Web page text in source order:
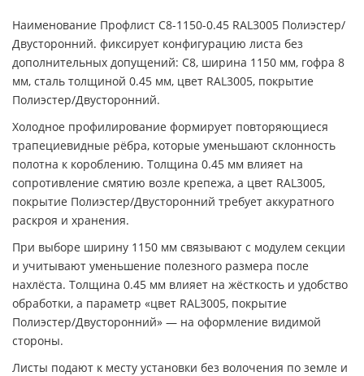
Наименование Профлист С8-1150-0.45 RAL3005 Полиэстер/
Двусторонний. фиксирует конфигурацию листа без
дополнительных допущений: С8, ширина 1150 мм, гофра 8
мм, сталь толщиной 0.45 мм, цвет RAL3005, покрытие
Полиэстер/Двусторонний.
Холодное профилирование формирует повторяющиеся
трапециевидные рёбра, которые уменьшают склонность
полотна к короблению. Толщина 0.45 мм влияет на
сопротивление смятию возле крепежа, а цвет RAL3005,
покрытие Полиэстер/Двусторонний требует аккуратного
раскроя и хранения.
При выборе ширину 1150 мм связывают с модулем секции
и учитывают уменьшение полезного размера после
нахлёста. Толщина 0.45 мм влияет на жёсткость и удобство
обработки, а параметр «цвет RAL3005, покрытие
Полиэстер/Двусторонний» — на оформление видимой
стороны.
Листы подают к месту установки без волочения по земле и